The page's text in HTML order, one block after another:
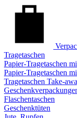
Tragetaschen
Papier-Tragetaschen
Papier-Tragetaschen
Tragetaschen Take-
Flaschentaschen
Geschenktüten